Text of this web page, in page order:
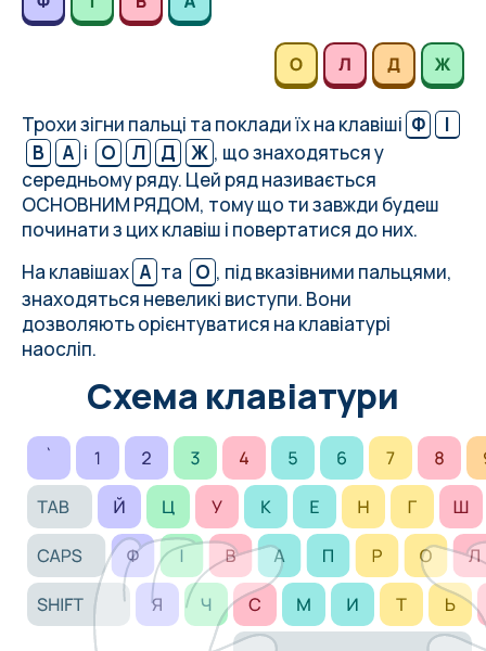
Трохи зігни пальці та поклади їх на клавіші Ф
І
В
А і О Л Д Ж , що знаходяться у
середньому ряду. Цей ряд називається
ОСНОВНИМ РЯДОМ, тому що ти завжди будеш
починати з цих клавіш і повертатися до них.
На клавішах А та О , під вказівними пальцями,
знаходяться невеликі виступи. Вони
дозволяють орієнтуватися на клавіатурі
наосліп.
Схема клавіатури